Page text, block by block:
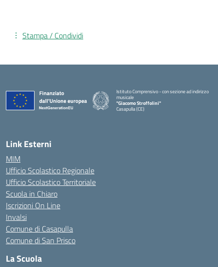
Stampa / Condividi
Istituto Comprensivo - con sezione ad indirizzo
musicale
"Giacomo Stroffolini"
Casapulla (CE)
Link Esterni
MIM
Ufficio Scolastico Regionale
Ufficio Scolastico Territoriale
Scuola in Chiaro
Iscrizioni On Line
Invalsi
Comune di Casapulla
Comune di San Prisco
La Scuola